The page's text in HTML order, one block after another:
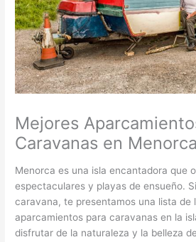
Mejores
Caravanas en Menorca
Menorca es una isla encantadora que
espectaculares y playas de ensueño.
caravana, te presentamos una lista de
aparcamientos para caravanas en la
disfrutar de la naturaleza y la belleza